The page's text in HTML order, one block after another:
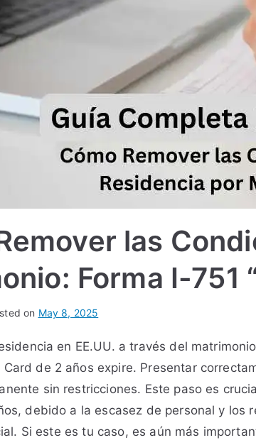
las
Forma I-751
on May 8, 2025
en EE.UU. a través del
de 2 años expire. Presentar
sin restricciones. Este paso es
debido a la escasez de personal y los
Si este es tu caso, es aún más